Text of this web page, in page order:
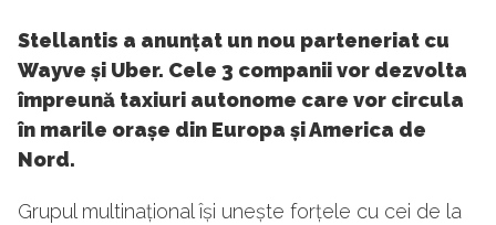
Stellantis a anunțat un nou parteneriat cu
Wayve și Uber. Cele 3 companii vor dezvolta
împreună taxiuri autonome care vor circula
în marile orașe din Europa și America de
Nord.
Grupul multinațional își unește forțele cu cei de la